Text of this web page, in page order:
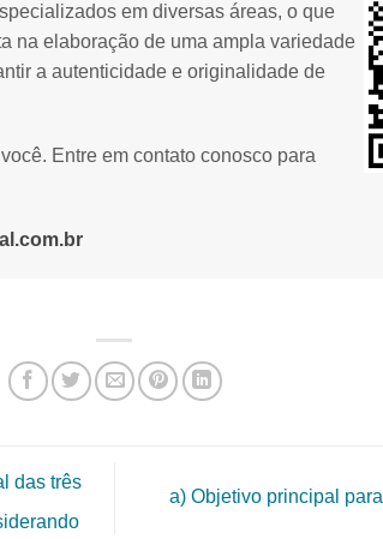
em diversas áreas, o que
na elaboração de uma ampla variedade
a autenticidade e originalidade de
Entre em contato conosco para
das três
a) Objetivo principal